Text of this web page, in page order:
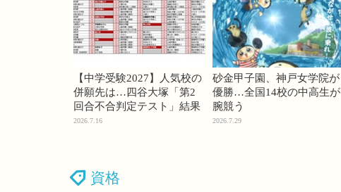
【中学受験2027】人気校の
併願先は…四谷大塚「第2
回合不合判定テスト」結果
2026.7.16
砂金甲子園、神戸女学院が
優勝…全国14校の中高生が
腕競う
2026.7.29
資格